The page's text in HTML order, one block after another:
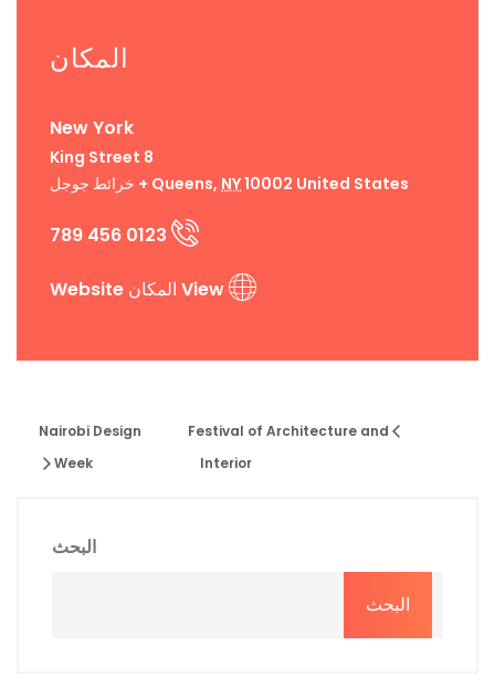
المكان
New York
8 King Street
Queens, NY10002 United States + خرائط جوجل
0123 456 789
View المكان Website
Festival of Architecture and
Interior
Nairobi Design
Week
البحث
البحث